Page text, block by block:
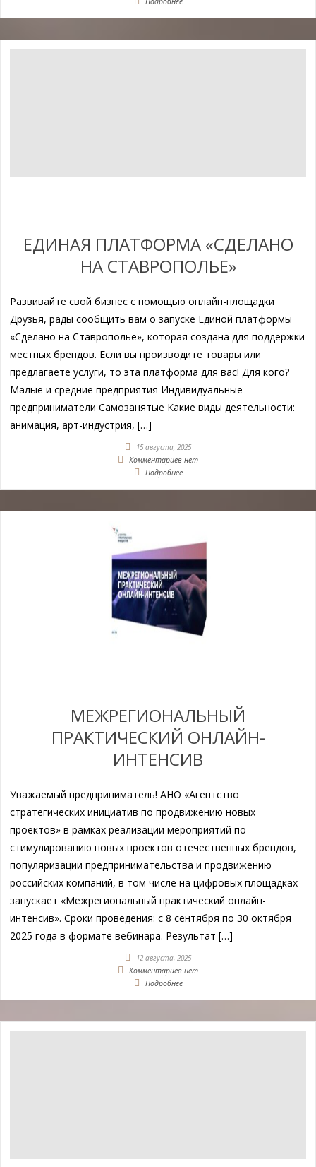
ЕДИНАЯ ПЛАТФОРМА «СДЕЛАНО
НА СТАВРОПОЛЬЕ»
Развивайте свой бизнес с помощью онлайн-площадки
Друзья, рады сообщить вам о запуске Единой платформы
«Сделано на Ставрополье», которая создана для поддержки
местных брендов. Если вы производите товары или
предлагаете услуги, то эта платформа для вас! Для кого?
Малые и средние предприятия Индивидуальные
предприниматели Самозанятые Какие виды деятельности:
анимация, арт-индустрия, […]
15 августа, 2025
Комментариев нет
Подробнее
МЕЖРЕГИОНАЛЬНЫЙ
ПРАКТИЧЕСКИЙ ОНЛАЙН-
ИНТЕНСИВ
Уважаемый предприниматель! АНО «Агентство
стратегических инициатив по продвижению новых
проектов» в рамках реализации мероприятий по
стимулированию новых проектов отечественных брендов,
популяризации предпринимательства и продвижению
российских компаний, в том числе на цифровых площадках
запускает «Межрегиональный практический онлайн-
интенсив». Сроки проведения: с 8 сентября по 30 октября
2025 года в формате вебинара. Результат […]
12 августа, 2025
Комментариев нет
Подробнее